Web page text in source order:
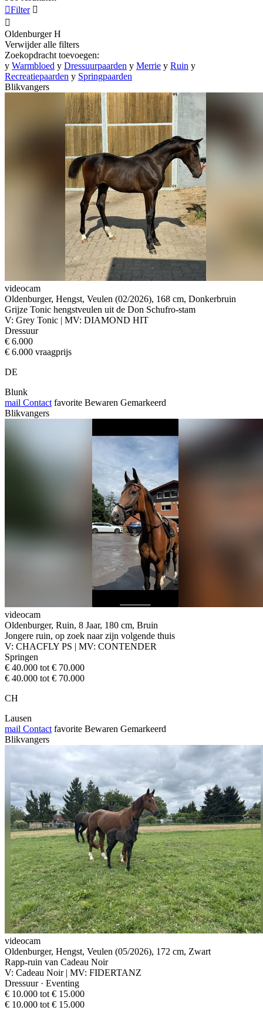
Filter 

Oldenburger H
Verwijder alle filters
Zoekopdracht toevoegen:
y Warmbloed y Dressuurpaarden y Merrie y Ruin y
Recreatiepaarden y Springpaarden
Blikvangers
videocam
Oldenburger, Hengst, Veulen (02/2026), 168 cm, Donkerbruin
Grijze Tonic hengstveulen uit de Don Schufro-stam
V: Grey Tonic | MV: DIAMOND HIT
Dressuur
€ 6.000
€ 6.000 vraagprijs
DE
Blunk
mail Contact favorite Bewaren Gemarkeerd
Blikvangers
videocam
Oldenburger, Ruin, 8 Jaar, 180 cm, Bruin
Jongere ruin, op zoek naar zijn volgende thuis
V: CHACFLY PS | MV: CONTENDER
Springen
€ 40.000 tot € 70.000
€ 40.000 tot € 70.000
CH
Lausen
mail Contact favorite Bewaren Gemarkeerd
Blikvangers
videocam
Oldenburger, Hengst, Veulen (05/2026), 172 cm, Zwart
Rapp-ruin van Cadeau Noir
V: Cadeau Noir | MV: FIDERTANZ
Dressuur · Eventing
€ 10.000 tot € 15.000
€ 10.000 tot € 15.000